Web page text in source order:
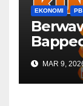
EKONOMI PB
MAR 9,